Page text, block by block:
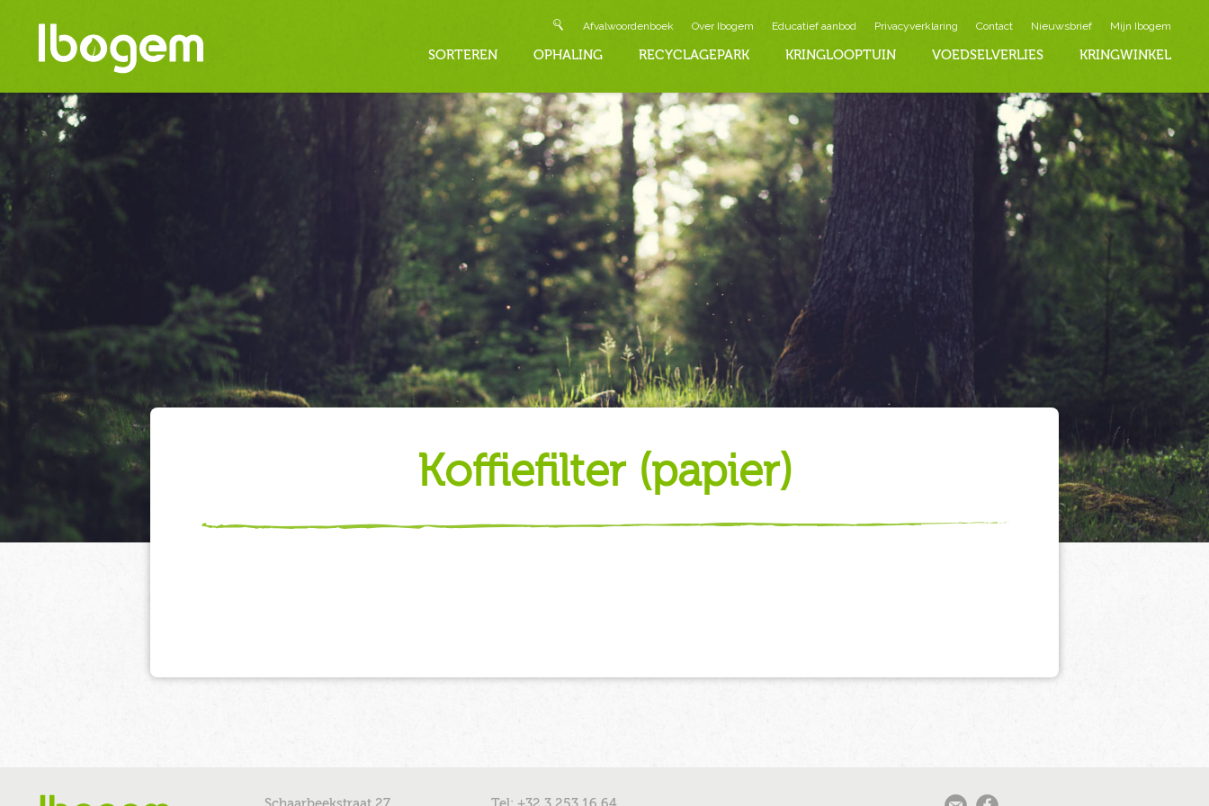
Afvalwoordenboek Over Ibogem Educatief aanbod Privacyverklaring Contact Nieuwsbrief Mijn Ibogem
SORTEREN OPHALING RECYCLAGEPARK KRINGLOOPTUIN VOEDSELVERLIES KRINGWINKEL
koffiefilter (papier)